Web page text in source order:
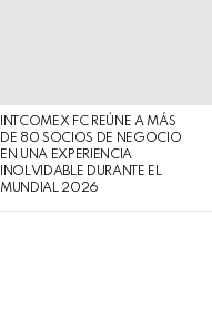
INTCOMEX FC REÚNE A MÁS
DE 80 SOCIOS DE NEGOCIO
EN UNA EXPERIENCIA
INOLVIDABLE DURANTE EL
MUNDIAL 2026